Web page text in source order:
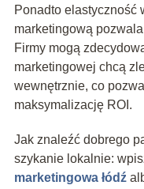
Ponadto elastyczność
marketingową
Firmy mogą
marketingowej chcą
wewnętrznie, co
maksymalizację ROI.
Jak znaleźć dobrego
szykanie lokalnie:
marketingowa łódź